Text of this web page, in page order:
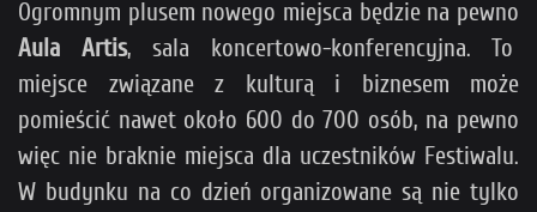
Ogromnym plusem nowego miejsca będzie na pewno
Aula Artis, sala koncertowo-konferencyjna. To
miejsce związane z kulturą i biznesem może
pomieścić nawet około 600 do 700 osób, na pewno
więc nie braknie miejsca dla uczestników Festiwalu.
W budynku na co dzień organizowane są nie tylko